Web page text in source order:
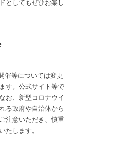
としてもぜひお楽し
催等については変更
す。公式サイト等で
お、新型コロナウイ
る政府や自治体から
注意いただき、慎重
たします。